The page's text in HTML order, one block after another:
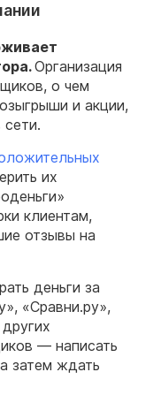
Организация
о чем
и акции,
их
клиентам,
отзывы на
деньги за
«Сравни.ру»,
других
— написать
затем ждать